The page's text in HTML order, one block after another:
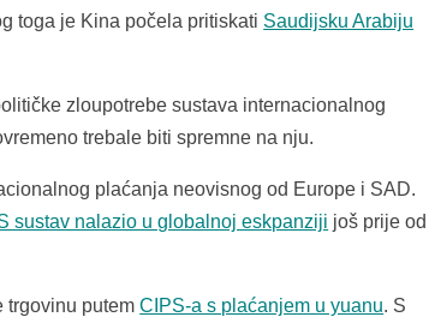
toga je Kina počela pritiskati Saudijsku Arabiju
zloupotrebe sustava internacionalnog
trebale biti spremne na nju.
plaćanja neovisnog od Europe i SAD.
sustav nalazio u globalnoj eskpanziji još prije od
trgovinu putemCIPS-a s plaćanjem u yuanu. S